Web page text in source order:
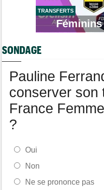
La peloton du Tour
Tour de France Femmes
Chaînes et Horaires… La
Anton Schiffer de nouveau
TRANSFERTS
Féminins
SONDAGE
Pauline
conserver son
France
?
Oui
Non
Ne se prononce pas